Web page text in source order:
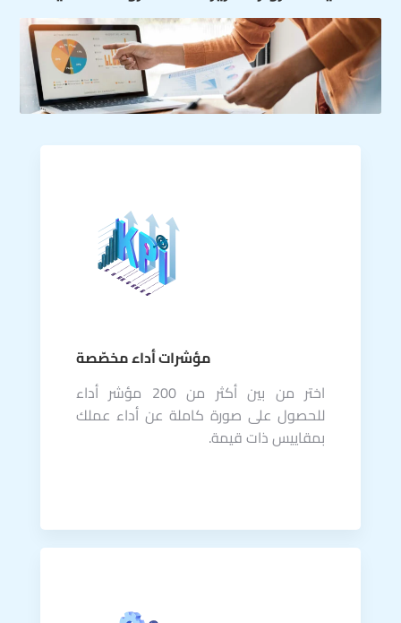
مؤشرات أداء مخصّصة
اختر من بين أكثر من 200 مؤشر أداء
للحصول على صورة كاملة عن أداء عملك
بمقاييس ذات قيمة.